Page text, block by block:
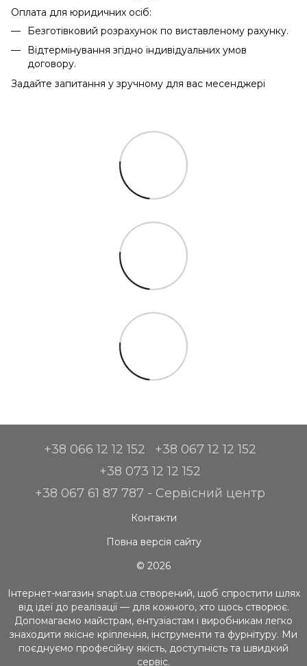
Оплата для юридичних осіб:
Безготівковий розрахунок по виставленому рахунку.
Відтермінування згідно індивідуальних умов
договору.
Задайте запитання у зручному для вас месенджері
+38 066 12 12 152
+38 067 12 12 152
+38 073 12 12 152
+38 067 61 87 787 - Сервісний центр
Контакти
Повна версія сайту
© 2026
Інтернет-магазин snapt.ua створений, щоб спростити шлях
від ідеї до реалізації — для кожного, хто щось створює.
Допомагаємо майстрам, ентузіастам і виробникам легко
знаходити якісне кріплення, інструменти та фурнітуру. Ми
поєднуємо професійну якість, доступність та швидкий
сервіс.